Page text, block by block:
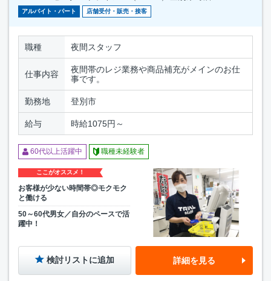
アルバイト・パート 店舗受付・販売・接客
職種 夜間スタッフ
仕事内容
夜間帯のレジ業務や商品補充がメインのお仕
事です。
勤務地 登別市
給与 時給1075円～
60代以上活躍中 職種未経験者
ここがオススメ！
お客様が少ない時間帯◎モクモク
と働ける
50～60代男女／自分のペースで活
躍中！
検討リストに追加 詳細を見る